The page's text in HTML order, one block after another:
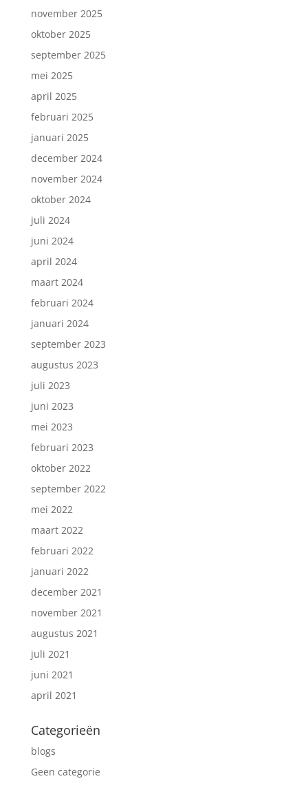
november 2025
oktober 2025
september 2025
mei 2025
april 2025
februari 2025
januari 2025
december 2024
november 2024
oktober 2024
juli 2024
juni 2024
april 2024
maart 2024
februari 2024
januari 2024
september 2023
augustus 2023
juli 2023
juni 2023
mei 2023
februari 2023
oktober 2022
september 2022
mei 2022
maart 2022
februari 2022
januari 2022
december 2021
november 2021
augustus 2021
juli 2021
juni 2021
april 2021
Categorieën
blogs
Geen categorie